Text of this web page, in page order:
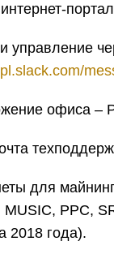
портал
управление
офиса –
для
MUSIC, РРС,
2018 года).